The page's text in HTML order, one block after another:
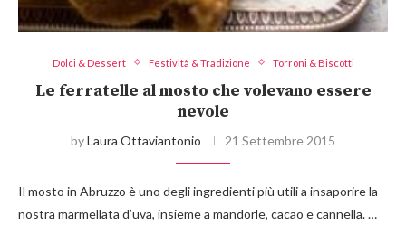
Dolci & Dessert Festività & Tradizione Torroni & Biscotti
Le ferratelle al mosto che volevano essere
nevole
byLaura Ottaviantonio 21 Settembre 2015
Il mosto in Abruzzo è uno degli ingredienti più utili a insaporire la
nostra marmellata d’uva, insieme a mandorle, cacao e cannella. …